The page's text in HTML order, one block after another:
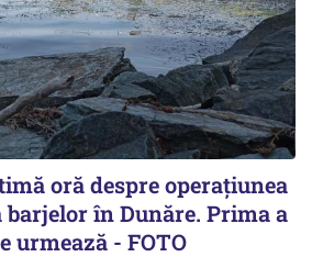
oră despre operațiunea
barjelor în Dunăre. Prima a
urmează - FOTO